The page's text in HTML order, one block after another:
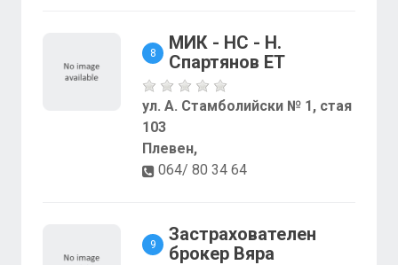
8
МИК - НС - Н.
Спартянов EТ
ул. А. Стамболийски № 1, стая
103
Плевен,
064/ 80 34 64
9
Застрахователен
брокер Вяра